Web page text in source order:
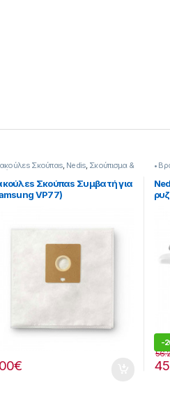
Σκούπαs, Nedis, Σκούπισμα &
Σκούπαs Συμβατή για
VP77)
€
•
-